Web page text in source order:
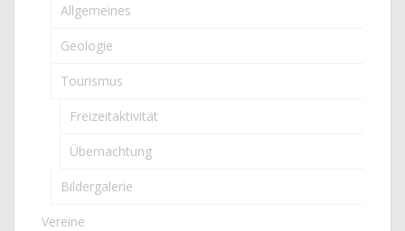
Allgemeines
Geologie
Tourismus
Freizeitaktivität
Übernachtung
Bildergalerie
Vereine